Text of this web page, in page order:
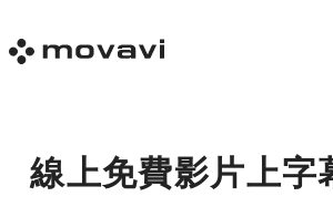
線上免費影片上字